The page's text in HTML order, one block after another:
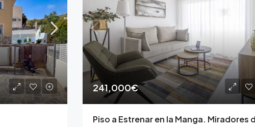
241,000€